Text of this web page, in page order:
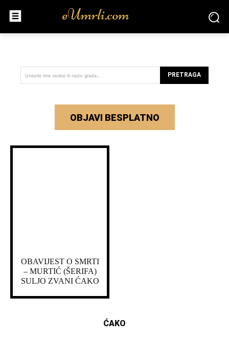
Unesite ime osobe ili naziv grada... PRETRAGA
OBJAVI BESPLATNO
OBAVIJEST O SMRTI
– MURTIĆ (ŠERIFA)
SULJO ZVANI ĆAKO
ĆAKO